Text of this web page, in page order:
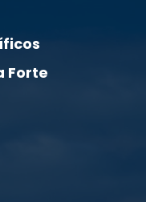
Forte